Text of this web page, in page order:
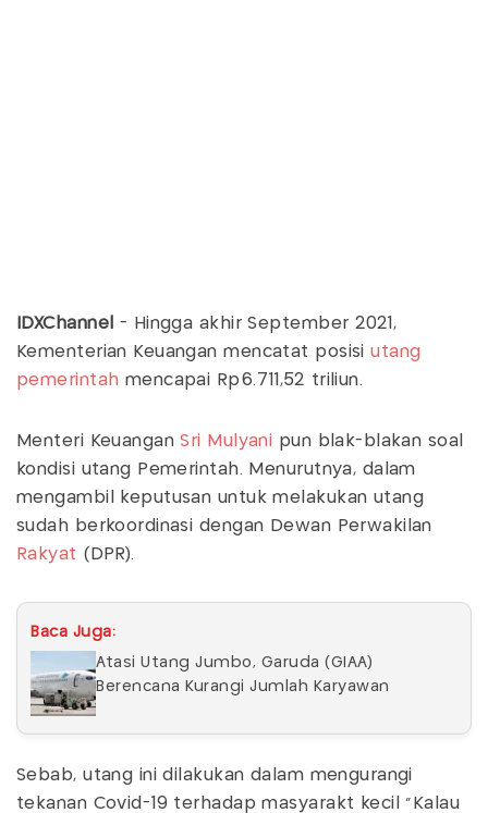
IDXChannel
- Hingga akhir September 2021,
Kementerian Keuangan mencatat posisiutang
pemerintah mencapai Rp6.711,52 triliun.
Menteri KeuanganSri Mulyani pun blak-blakan soal
kondisi utang Pemerintah. Menurutnya, dalam
mengambil keputusan untuk melakukan utang
sudah berkoordinasi dengan Dewan Perwakilan
Rakyat (DPR).
Baca Juga:
Atasi Utang Jumbo, Garuda (GIAA)
Berencana Kurangi Jumlah Karyawan
Sebab, utang ini dilakukan dalam mengurangi
tekanan Covid-19 terhadap masyarakt kecil "Kalau